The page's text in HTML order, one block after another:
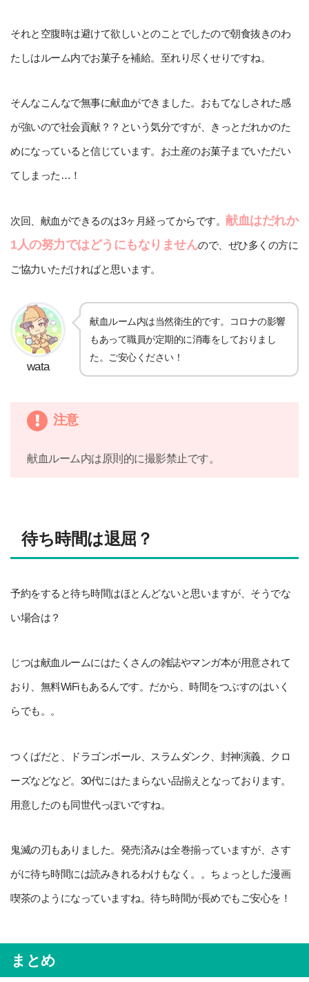
それと空腹時は避けて欲しいとのことでしたので朝食抜きのわ
たしはルーム内でお菓子を補給。至れり尽くせりですね。
そんなこんなで無事に献血ができました。おもてなしされた感
が強いので社会貢献？？という気分ですが、きっとだれかのた
めになっていると信じています。お土産のお菓子までいただい
てしまった…！
次回、献血ができるのは3ヶ月経ってからです。 献血はだれか
1人の努力ではどうにもなりませんので、ぜひ多くの方に
ご協力いただければと思います。
wata
献血ルーム内は当然衛生的です。コロナの影響
もあって職員が定期的に消毒をしておりまし
た。ご安心ください！
注意
献血ルーム内は原則的に撮影禁止です。
待ち時間は退屈？
予約をすると待ち時間はほとんどないと思いますが、そうでな
い場合は？
じつは献血ルームにはたくさんの雑誌やマンガ本が用意されて
おり、無料WiFiもあるんです。だから、時間をつぶすのはいく
らでも。。
つくばだと、ドラゴンボール、スラムダンク、封神演義、クロ
ーズなどなど。30代にはたまらない品揃えとなっております。
用意したのも同世代っぽいですね。
鬼滅の刃もありました。発売済みは全巻揃っていますが、さす
がに待ち時間には読みきれるわけもなく。。ちょっとした漫画
喫茶のようになっていますね。待ち時間が長めでもご安心を！
まとめ